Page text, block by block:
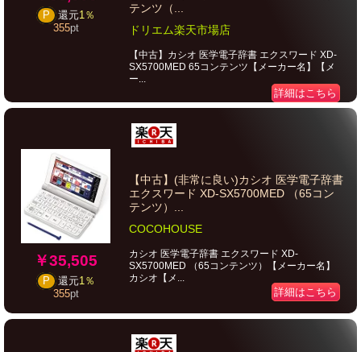
P 還元1％
355pt
テンツ（...
ドリエム楽天市場店
【中古】カシオ 医学電子辞書 エクスワード XD-
SX5700MED 65コンテンツ【メーカー名】【メ
ー...
詳細はこちら
￥35,505
P 還元1％
355pt
【中古】(非常に良い)カシオ 医学電子辞書
エクスワード XD-SX5700MED （65コン
テンツ）...
COCOHOUSE
カシオ 医学電子辞書 エクスワード XD-
SX5700MED （65コンテンツ）【メーカー名】
カシオ【メ...
詳細はこちら